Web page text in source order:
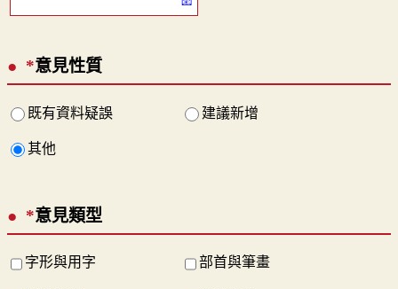
*意見性質
既有資料疑誤 建議新增
其他
*意見類型
字形與用字 部首與筆畫